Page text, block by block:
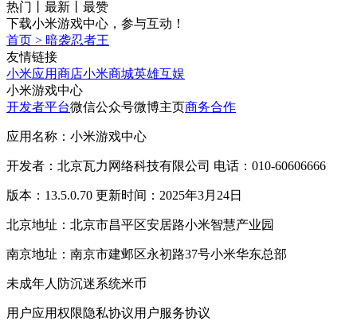
热门
最新
最赞
下载小米游戏中心，参与互动！
首页 > 暗袭忍者王
友情链接
小米应用商店小米商城英雄互娱
小米游戏中心
开发者平台微信公众号微博主页商务合作
应用名称：小米游戏中心
开发者：北京瓦力网络科技有限公司 电话：010-60606666
版本：13.5.0.70 更新时间：2025年3月24日
北京地址：北京市昌平区安居路小米智慧产业园
南京地址：南京市建邺区永初路37号小米华东总部
未成年人防沉迷系统米币
用户应用权限隐私协议用户服务协议